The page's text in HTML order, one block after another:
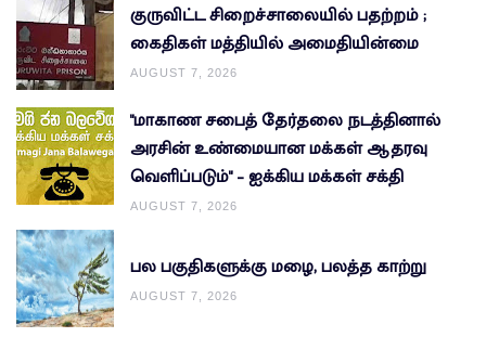
குருவிட்ட சிறைச்சாலையில் பதற்றம் ;
கைதிகள் மத்தியில் அமைதியின்மை
AUGUST 7, 2026
"மாகாண சபைத் தேர்தலை நடத்தினால்
அரசின் உண்மையான மக்கள் ஆதரவு
வெளிப்படும்" – ஐக்கிய மக்கள் சக்தி
AUGUST 7, 2026
பல பகுதிகளுக்கு மழை, பலத்த காற்று
AUGUST 7, 2026